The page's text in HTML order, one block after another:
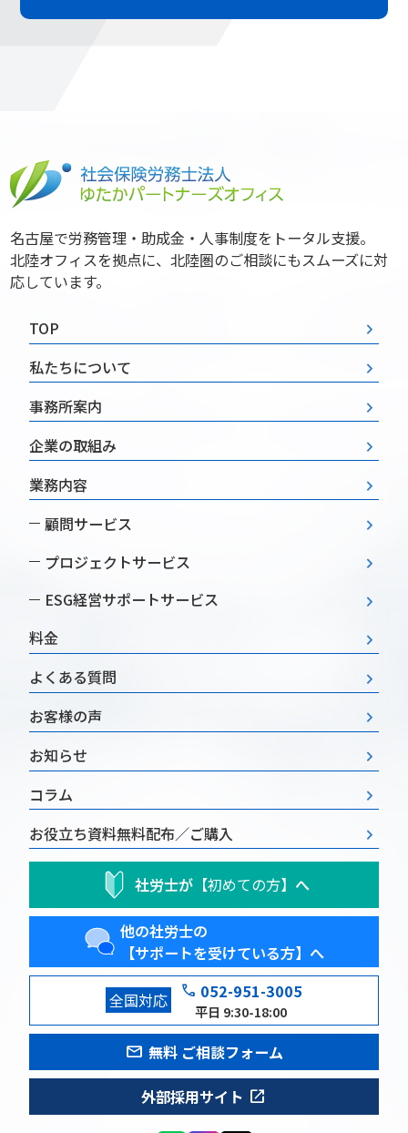
名古屋で労務管理・助成金・人事制度をトータル支援。
北陸オフィスを拠点に、北陸圏のご相談にもスムーズに対
応しています。
TOP
私たちについて
事務所案内
企業の取組み
業務内容
顧問サービス
プロジェクトサービス
ESG経営サポートサービス
料金
よくある質問
お客様の声
お知らせ
コラム
お役立ち資料無料配布／ご購入
社労士が【初めての方】 へ
他の社労士の
【サポートを受けている方】へ
全国対応 phone 052-951-3005
平日 9:30-18:00
mail 無料 ご相談フォーム
外部採用サイト open_in_new